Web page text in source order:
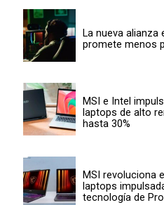
La nueva alianza
promete menos
MSI e Intel
laptops de alto
hasta 30%
MSI revoluciona
laptops
tecnología de